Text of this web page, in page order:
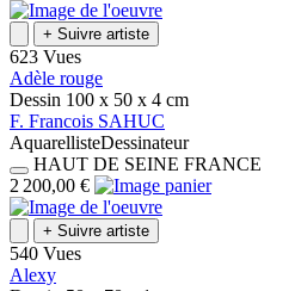
+ Suivre artiste
623 Vues
Adèle rouge
Dessin 100 x 50 x 4 cm
F. Francois SAHUC
AquarellisteDessinateur
HAUT DE SEINE FRANCE
2 200,00 €
+ Suivre artiste
540 Vues
Alexy